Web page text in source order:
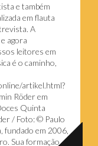
e também
em flauta
A
agora
leitores em
é o caminho,
artikel.html?
Röder em
Quinta
/ Foto: © Paulo
em 2006,
Sua formação